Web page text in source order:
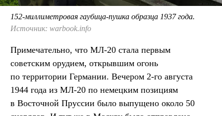
152-миллиметровая гаубица-пушка образца 1937 года.
Источник: warbook.info
Примечательно, что МЛ-20 стала первым
советским орудием, открывшим огонь
по территории Германии. Вечером 2-го августа
1944 года из МЛ-20 по немецким позициям
в Восточной Пруссии было выпущено около 50